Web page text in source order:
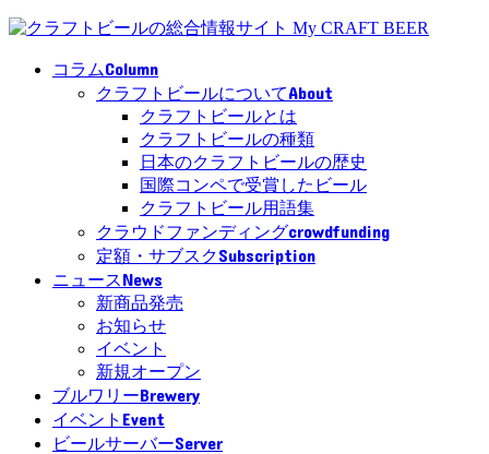
コラムColumn
クラフトビールについてAbout
クラフトビールとは
クラフトビールの種類
日本のクラフトビールの歴史
国際コンペで受賞したビール
クラフトビール用語集
クラウドファンディングcrowdfunding
定額・サブスクSubscription
ニュースNews
新商品発売
お知らせ
イベント
新規オープン
ブルワリーBrewery
イベント Event
ビールサーバーServer